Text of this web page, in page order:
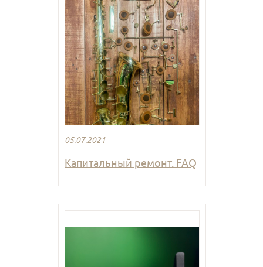
05.07.2021
Капитальный ремонт. FAQ